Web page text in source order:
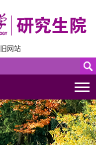
旧网站